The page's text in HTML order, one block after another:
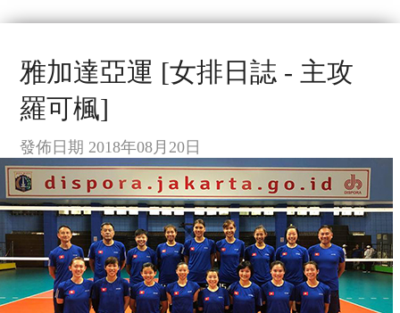
雅加達亞運 [女排日誌 - 主攻
羅可楓]
發佈日期 2018年08月20日